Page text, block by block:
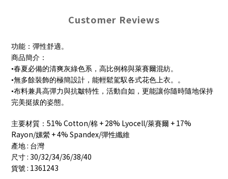
Customer Reviews
功能：彈性舒適。
商品簡介：
•春夏必備的清爽灰綠色系，高比例棉與萊賽爾混紡。
•無多餘裝飾的極簡設計，能輕鬆駕馭各式花色上衣。。
•布料兼具高彈力與抗皺特性，活動自如，更能讓你隨時隨地保持
完美挺拔的姿態。
主要材質： 51% Cotton/棉 + 28% Lyocell/萊賽爾 + 17%
Rayon/嫘縈 + 4% Spandex/彈性纖維
產地 : 台灣
尺寸 : 30/32/34/36/38/40
貨號 : 1361243